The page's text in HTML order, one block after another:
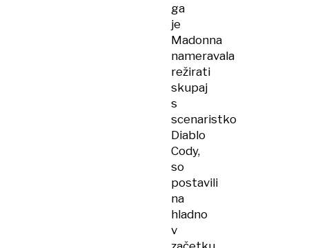
ga
je
Madonna
nameravala
režirati
skupaj
s
scenaristko
Diablo
Cody,
so
postavili
na
hladno
v